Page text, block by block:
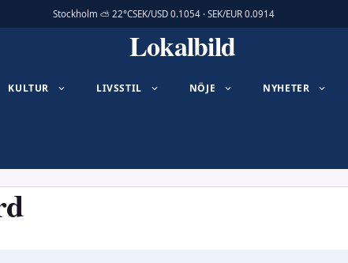
Stockholm ⛅ 22°CSEK/USD 0.1054 · SEK/EUR 0.0914
Lokalbild
KULTUR LIVSSTIL NÖJE NYHETER